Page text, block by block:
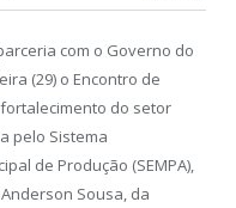
com o Governo do
(29) o Encontro de
do setor
pelo Sistema
de Produção (SEMPA),
Sousa, da